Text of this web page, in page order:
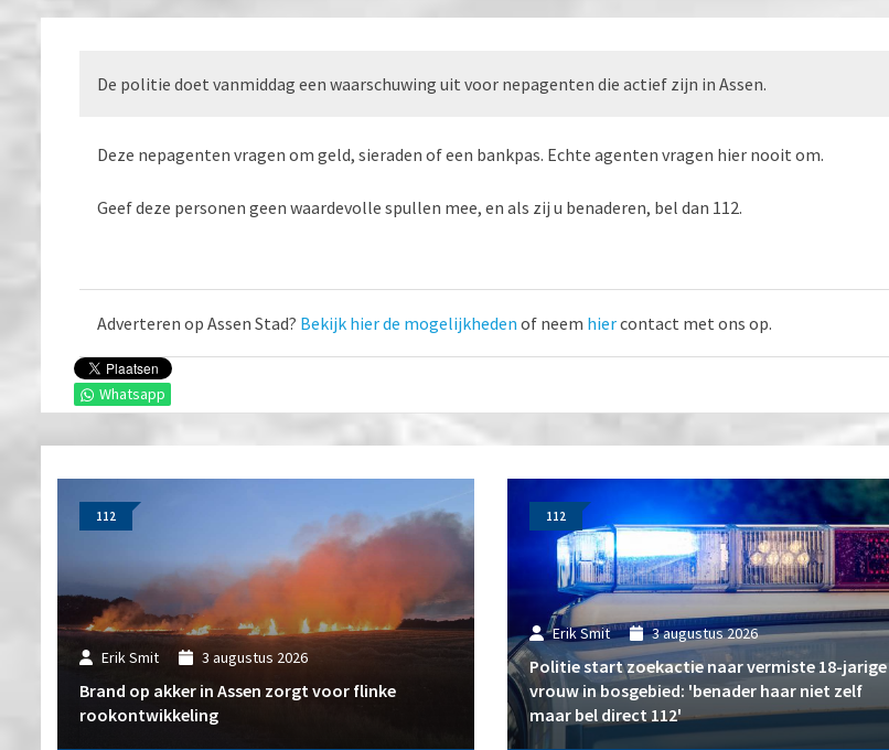
De politie doet vanmiddag een waarschuwing uit voor nepagenten die actief zijn in Assen.
Deze nepagenten vragen om geld, sieraden of een bankpas. Echte agenten vragen hier nooit om.
Geef deze personen geen waardevolle spullen mee, en als zij u benaderen, bel dan 112.
Whatsapp
Adverteren op Assen Stad? Bekijk hier de mogelijkheden of neem hiercontact met ons op.
Erik Smit 3 augustus 2026
Brand op akker in Assen zorgt voor flinke
rookontwikkeling
112
Erik Smit 3 augustus 2026
Politie start zoekactie naar vermiste 18-jarige
vrouw in bosgebied: 'benader haar niet zelf
maar bel direct 112'
112